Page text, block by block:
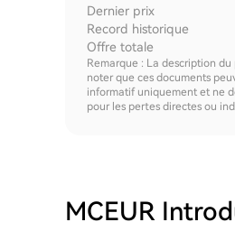
Dernier prix
Record historique
Offre totale
Remarque : La description
noter que ces documents
informatif uniquement et ne
pour les pertes directes ou
MCEUR